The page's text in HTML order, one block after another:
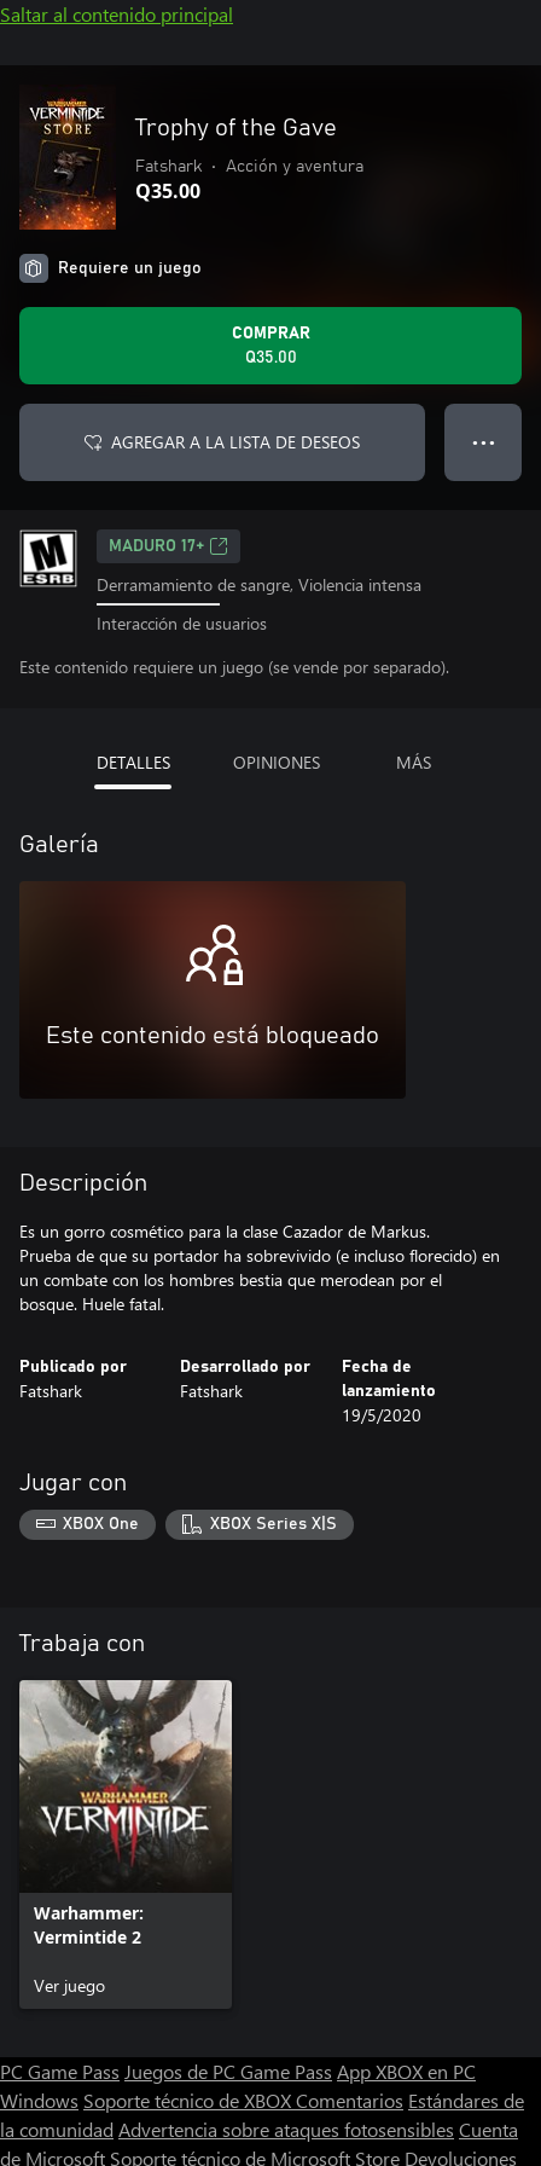
Saltar al contenido principal
Trophy of the Gave
Fatshark • Acción y aventura
Q35.00
Requiere un juego
COMPRAR
Q35.00
AGREGAR A LA LISTA DE DESEOS ● ● ●
MADURO 17+
Derramamiento de sangre, Violencia intensa
Interacción de usuarios
Este contenido requiere un juego (se vende por separado).
DETALLES OPINIONES MÁS
Galería
Este contenido está bloqueado
Descripción
Es un gorro cosmético para la clase Cazador de Markus.
Prueba de que su portador ha sobrevivido (e incluso florecido) en
un combate con los hombres bestia que merodean por el
bosque. Huele fatal.
Publicado por
Fatshark
Desarrollado por
Fatshark
Fecha de
lanzamiento
19/5/2020
Jugar con
XBOX One XBOX Series X|S
Trabaja con
Warhammer:
Vermintide 2
Ver juego
PC Game Pass Juegos de PC Game Pass App XBOX en PC
Windows Soporte técnico de XBOXComentarios Estándares de
la comunidad Advertencia sobre ataques fotosensibles Cuenta
de Microsoft Soporte técnico de Microsoft Store Devoluciones